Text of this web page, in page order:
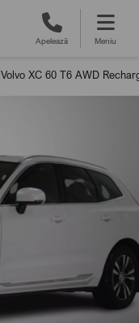
Apelează Meniu
Volvo XC 60 T6 AWD